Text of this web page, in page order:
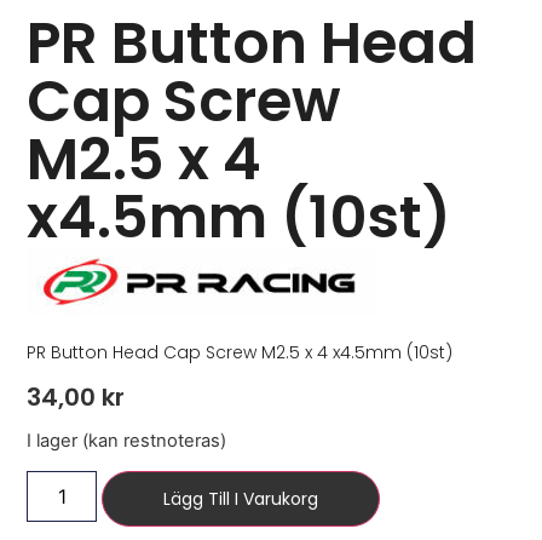
PR Button Head
Cap Screw
M2.5 x 4
x4.5mm (10st)
PR Button Head Cap Screw M2.5 x 4 x4.5mm (10st)
34,00 kr
I lager (kan restnoteras)
Lägg Till I Varukorg